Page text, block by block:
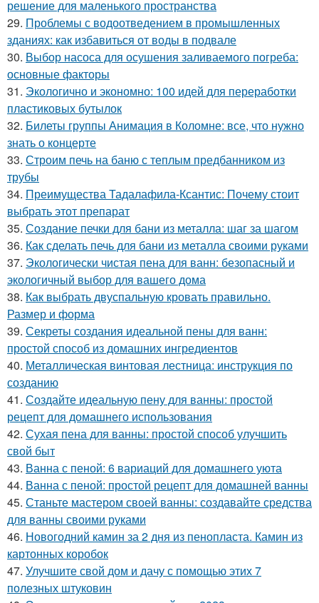
решение для маленького пространства
29. Проблемы с водоотведением в промышленных
зданиях: как избавиться от воды в подвале
30. Выбор насоса для осушения заливаемого погреба:
основные факторы
31. Экологично и экономно: 100 идей для переработки
пластиковых бутылок
32. Билеты группы Анимация в Коломне: все, что нужно
знать о концерте
33. Строим печь на баню с теплым предбанником из
трубы
34. Преимущества Тадалафила-Ксантис: Почему стоит
выбрать этот препарат
35. Создание печки для бани из металла: шаг за шагом
36. Как сделать печь для бани из металла своими руками
37. Экологически чистая пена для ванн: безопасный и
экологичный выбор для вашего дома
38. Как выбрать двуспальную кровать правильно.
Размер и форма
39. Секреты создания идеальной пены для ванн:
простой способ из домашних ингредиентов
40. Металлическая винтовая лестница: инструкция по
созданию
41. Создайте идеальную пену для ванны: простой
рецепт для домашнего использования
42. Сухая пена для ванны: простой способ улучшить
свой быт
43. Ванна с пеной: 6 вариаций для домашнего уюта
44. Ванна с пеной: простой рецепт для домашней ванны
45. Станьте мастером своей ванны: создавайте средства
для ванны своими руками
46. Новогодний камин за 2 дня из пенопласта. Камин из
картонных коробок
47. Улучшите свой дом и дачу с помощью этих 7
полезных штуковин